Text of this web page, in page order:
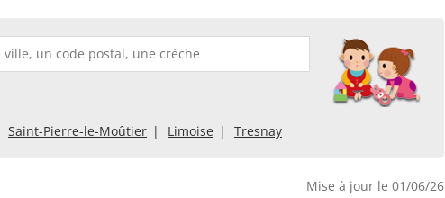
Saint-Pierre-le-Moûtier Limoise Tresnay
Mise à jour le 01/06/26